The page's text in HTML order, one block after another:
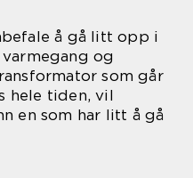
å gå litt opp i
og
som går
hele tiden, vil
en som har litt å gå